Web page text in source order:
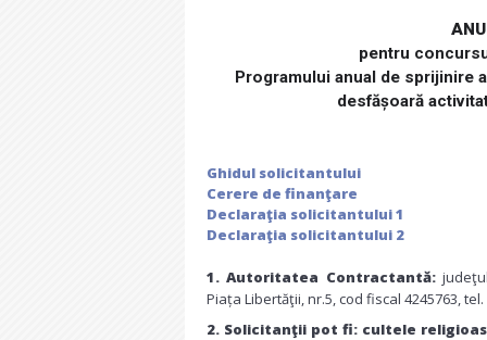
pentru
Programului anual de sprijinire
desfășoară
Ghidul solicitantului
Cerere de finanţare
Declaraţia solicitantului 1
Declaraţia solicitantului 2
1. Autoritatea Contractantă:judeţul
Piața Libertăţii, nr.5, cod fiscal 4245763, tel.
2. Solicitanţii pot fi: cultele